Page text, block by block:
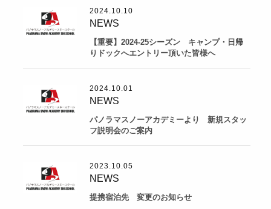
2024.10.10
NEWS
【重要】2024-25シーズン キャンプ・日帰
りドックへエントリー頂いた皆様へ
2024.10.01
NEWS
パノラマスノーアカデミーより 新規スタッ
フ説明会のご案内
2023.10.05
NEWS
提携宿泊先 変更のお知らせ